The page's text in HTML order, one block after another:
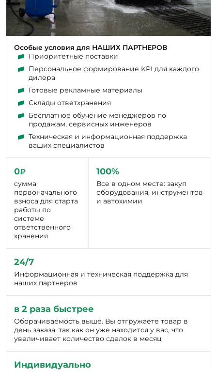
Особые условия для НАШИХ ПАРТНЕРОВ
Приоритетные поставки
Персональное формирование KPI для каждого
дилера
Готовые рекламные материалы
Склады ответхранения
Бесплатное обучение менеджеров по
продажам, сервисных инженеров
Техническая и информационная поддержка
ваших специалистов
первоначального
взноса для старта
работы по
системе
ответственного
хранения
оборудования, инструментов
и автохимии
24/7
наших партнеров
в 2 раза быстрее
день заказа, так как он уже находится у вас, что
увеличивает количество сделок в месяц
Индивидуально
дилерских скидок